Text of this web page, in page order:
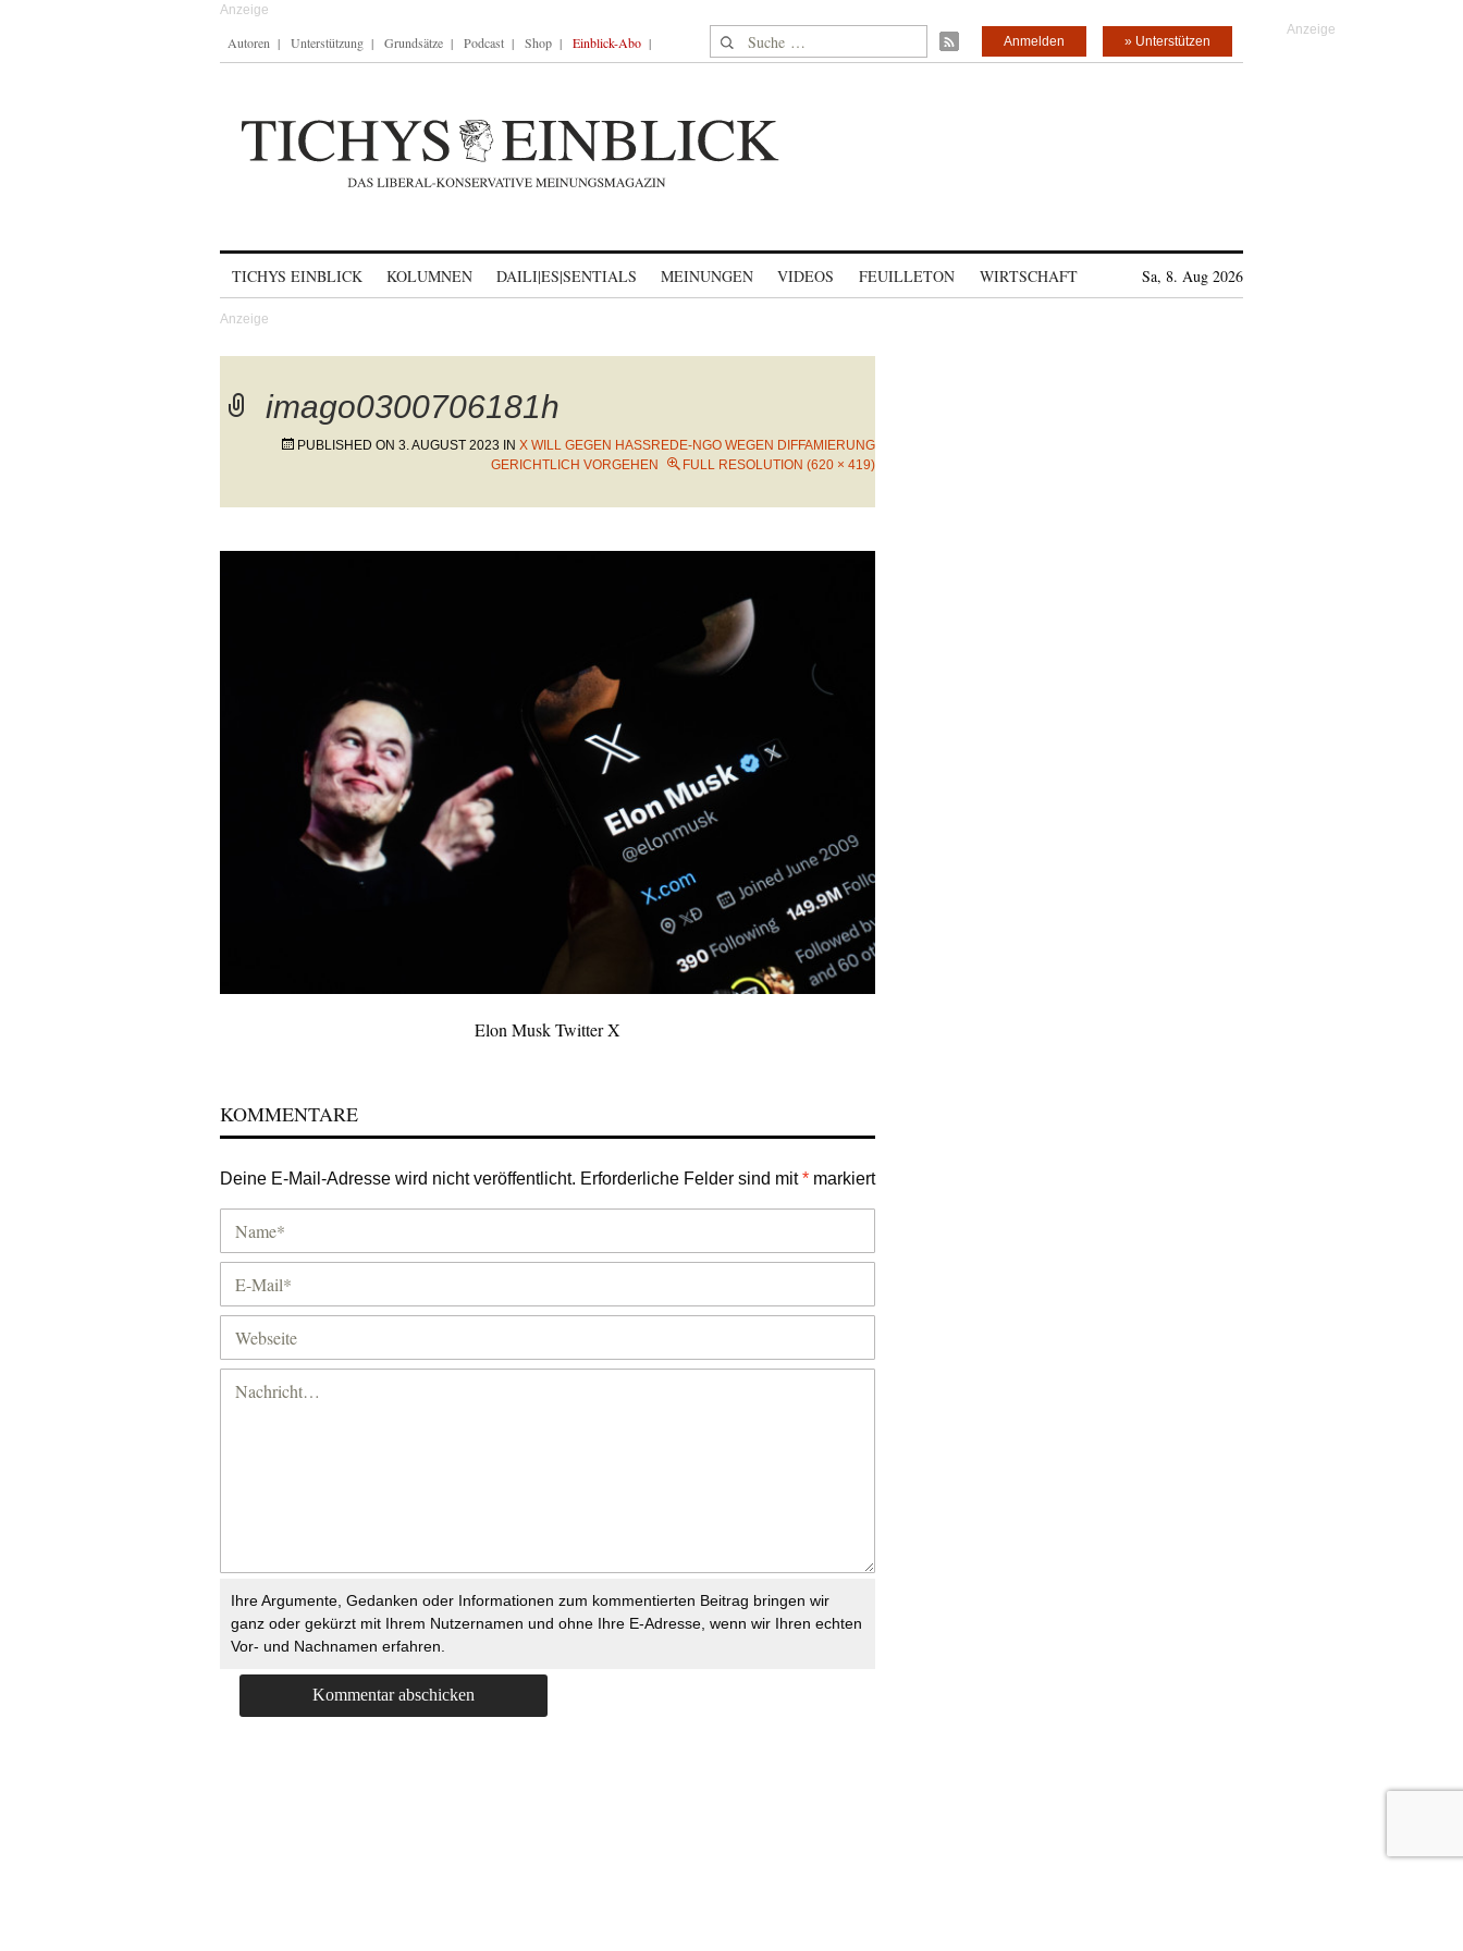
Autoren Unterstützung Grundsätze Podcast Shop Einblick-Abo Suche nach: » Unterstützen
Anmelden
TICHYS EINBLICK KOLUMNEN DAILI|ES|SENTIALS MEINUNGEN VIDEOS FEUILLETON WIRTSCHAFT Sa, 8. Aug 2026
imago0300706181h
PUBLISHED ON 3. AUGUST 2023 IN X WILL GEGEN HASSREDE-NGO WEGEN DIFFAMIERUNG
GERICHTLICH VORGEHEN
FULL RESOLUTION (620 × 419)
Elon Musk Twitter X
KOMMENTARE
Deine E-Mail-Adresse wird nicht veröffentlicht. Erforderliche Felder sind mit* markiert
Ihre Argumente, Gedanken oder Informationen zum kommentierten Beitrag bringen wir
ganz oder gekürzt mit Ihrem Nutzernamen und ohne Ihre E-Adresse, wenn wir Ihren echten
Vor- und Nachnamen erfahren.